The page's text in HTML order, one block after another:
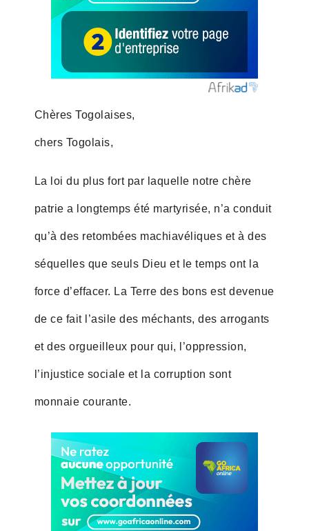
Chères Togolaises,
chers Togolais,
La loi du plus fort par laquelle notre chère
patrie a longtemps été martyrisée, n’a conduit
qu’à des retombées machiavéliques et à des
séquelles que seuls Dieu et le temps ont la
force d’effacer. La Terre des bons est devenue
de ce fait l’asile des méchants, des arrogants
et des orgueilleux pour qui, l’oppression,
l’injustice sociale et la corruption sont
monnaie courante.